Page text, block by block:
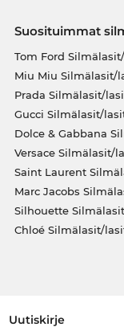
Suosituimmat
Tom Ford
Miu Miu Silmälasit/
Prada Silmälasit/
Gucci Silmälasit/
Dolce & Gabbana
Versace Silmälasit/
Saint Laurent
Marc Jacobs
Silhouette
Chloé Silmälasit/
Uutiskirje